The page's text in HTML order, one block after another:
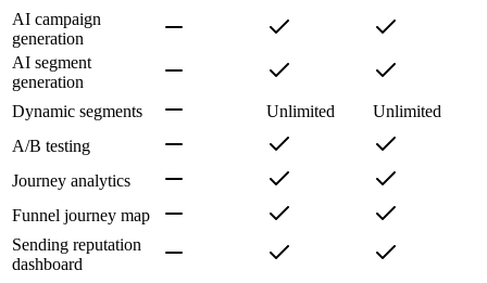
AI campaign
generation
AI segment
generation
Dynamic segments
Unlimited
Unlimited
A/B testing
Journey analytics
Funnel journey map
Sending reputation
dashboard